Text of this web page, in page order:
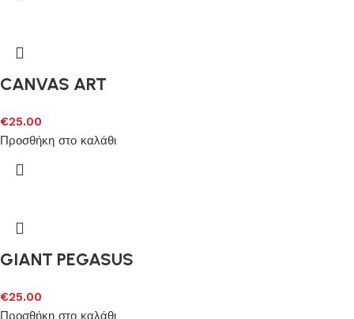
CANVAS ART
€25.00
Προσθήκη στο καλάθι
GIANT PEGASUS
€25.00
Προσθήκη στο καλάθι